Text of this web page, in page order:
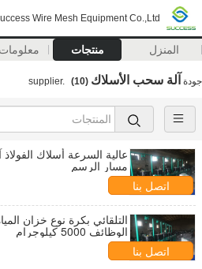
Wire Mesh Equipment Co.,Ltd
المنزل منتجات
جودة آلة سحب الأسلاك (10)
مسار الرسم
اتصل بنا
التلقائي بكرة نوع خزان
الوظائف 5000 كيلوجرام
اتصل بنا